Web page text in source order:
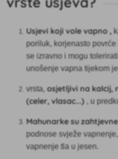
Usjevi koji vole vapno ,
poriluk, korjenasto
se izravno i mogu
unošenje vapna tijekom
vrsta, osjetljivi na kalcij,
(celer, vlasac...) , u
Mahunarkesu
podnose svježe
vapnenje tla u jesen.